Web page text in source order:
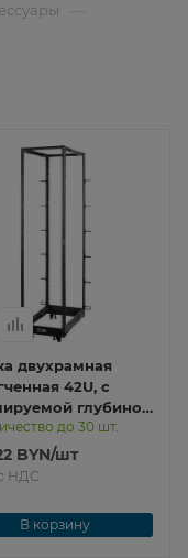
двухрамная
42U, с
глубиной
мм), черная
42U-LT-ADJ
до 30 шт.
BYN/шт
НДС
В корзину